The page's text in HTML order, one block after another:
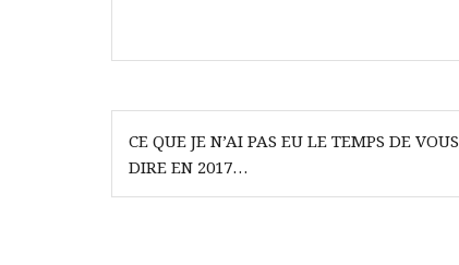
Navigation
de
l’article
CE QUE JE N’AI PAS EU LE TEMPS DE VOUS
DIRE EN 2017…